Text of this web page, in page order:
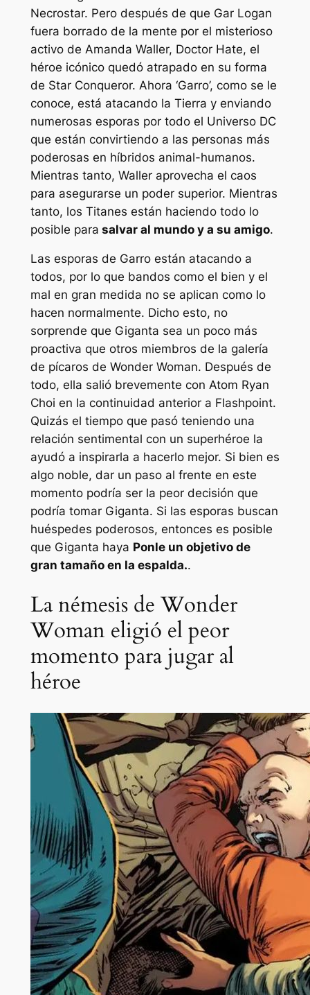
Necrostar. Pero después de que Gar Logan
fuera borrado de la mente por el misterioso
activo de Amanda Waller, Doctor Hate, el
héroe icónico quedó atrapado en su forma
de Star Conqueror. Ahora ‘Garro’, como se le
conoce, está atacando la Tierra y enviando
numerosas esporas por todo el Universo DC
que están convirtiendo a las personas más
poderosas en híbridos animal-humanos.
Mientras tanto, Waller aprovecha el caos
para asegurarse un poder superior. Mientras
tanto, los Titanes están haciendo todo lo
posible para salvar al mundo y a su amigo.
Las esporas de Garro están atacando a
todos, por lo que bandos como el bien y el
mal en gran medida no se aplican como lo
hacen normalmente. Dicho esto, no
sorprende que Giganta sea un poco más
proactiva que otros miembros de la galería
de pícaros de Wonder Woman. Después de
todo, ella salió brevemente con Atom Ryan
Choi en la continuidad anterior a Flashpoint.
Quizás el tiempo que pasó teniendo una
relación sentimental con un superhéroe la
ayudó a inspirarla a hacerlo mejor. Si bien es
algo noble, dar un paso al frente en este
momento podría ser la peor decisión que
podría tomar Giganta. Si las esporas buscan
huéspedes poderosos, entonces es posible
que Giganta haya Ponle un objetivo de
gran tamaño en la espalda..
La némesis de Wonder
Woman eligió el peor
momento para jugar al
héroe